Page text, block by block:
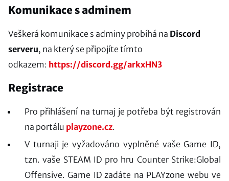
Komunikace s adminem
Veškerá komunikace s adminy probíhá na Discord
serveru, na který se připojíte tímto
odkazem: https://discord.gg/arkxHN3
Registrace
Pro přihlášení na turnaj je potřeba být registrován
na portálu playzone.cz.
V turnaji je vyžadováno vyplněné vaše Game ID,
tzn. vaše STEAM ID pro hru Counter Strike:Global
Offensive. Game ID zadáte na PLAYzone webu ve